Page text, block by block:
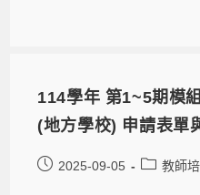
114學年 第1~5期模
(地方學校) 申請表單
2025-09-05 教師